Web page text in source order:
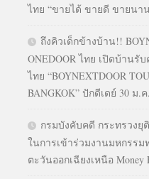
ไทย “ขายได้ ขายดี ขายนา
ถึงคิวเด็กข้างบ้าน!!
ONEDOOR ไทย เปิดบ้าน
ไทย “BOYNEXTDOOR
BANGKOK” ปักดีเดย์ 30 ม.
กรมบังคับคดี กระทรวงยุ
ในการเข้าร่วมงานมหกรรม
ตะวันออกเฉียงเหนือ Money